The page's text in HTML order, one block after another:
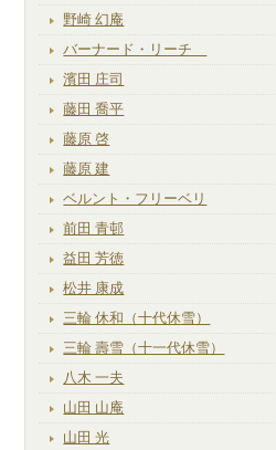
野崎 幻庵
バーナード・リーチ
濱田 庄司
藤田 喬平
藤原 啓
藤原 建
ベルント・フリーベリ
前田 青邨
益田 芳徳
松井 康成
三輪 休和（十代休雪）
三輪 壽雪（十一代休雪）
八木 一夫
山田 山庵
山田 光